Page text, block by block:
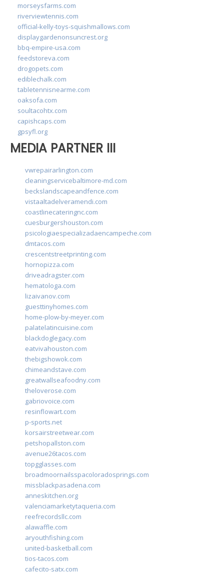
morseysfarms.com
riverviewtennis.com
official-kelly-toys-squishmallows.com
displaygardenonsuncrest.org
bbq-empire-usa.com
feedstoreva.com
drogopets.com
ediblechalk.com
tabletennisnearme.com
oaksofa.com
soultacohtx.com
capishcaps.com
gpsyfl.org
MEDIA PARTNER III
vwrepairarlington.com
cleaningservicebaltimore-md.com
beckslandscapeandfence.com
vistaaltadelveramendi.com
coastlinecateringnc.com
cuesburgershouston.com
psicologiaespecializadaencampeche.com
dmtacos.com
crescentstreetprinting.com
hornopizza.com
driveadragster.com
hematologa.com
lizaivanov.com
guesttinyhomes.com
home-plow-by-meyer.com
palatelatincuisine.com
blackdoglegacy.com
eatvivahouston.com
thebigshowok.com
chimeandstave.com
greatwallseafoodny.com
theloverose.com
gabriovoice.com
resinflowart.com
p-sports.net
korsairstreetwear.com
petshopallston.com
avenue26tacos.com
topgglasses.com
broadmoornailsspacoloradosprings.com
missblackpasadena.com
anneskitchen.org
valenciamarketytaqueria.com
reefrecordsllc.com
alawaffle.com
aryouthfishing.com
united-basketball.com
tios-tacos.com
cafecito-satx.com